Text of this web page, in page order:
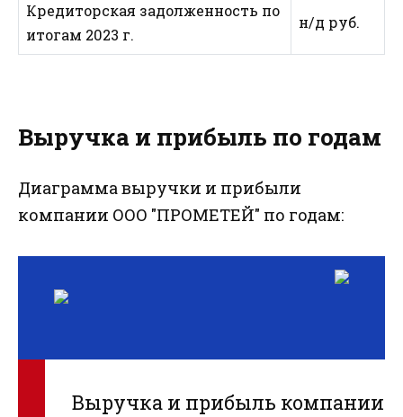
Кредиторская задолженность по
итогам 2023 г.
н/д руб.
Выручка и прибыль по годам
Диаграмма выручки и прибыли
компании ООО "ПРОМЕТЕЙ" по годам:
Выручка и прибыль компании